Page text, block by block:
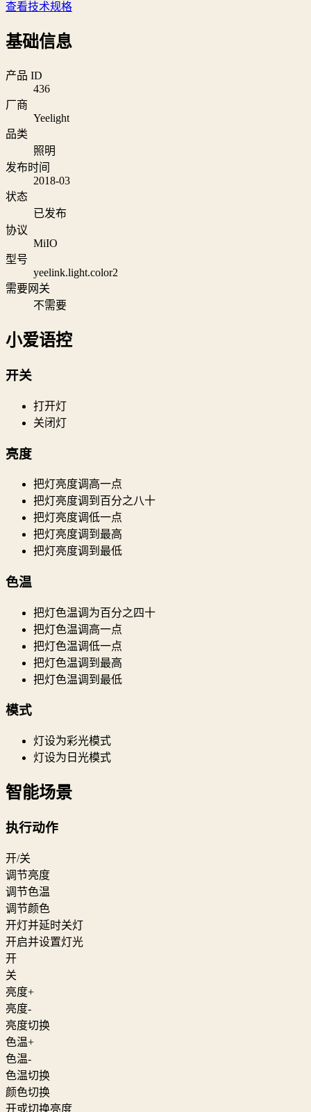
查看技术规格
基础信息
产品 ID
436
厂商
Yeelight
品类
照明
发布时间
2018-03
状态
已发布
协议
MiIO
型号
yeelink.light.color2
需要网关
不需要
小爱语控
开关
打开灯
关闭灯
亮度
把灯亮度调高一点
把灯亮度调到百分之八十
把灯亮度调低一点
把灯亮度调到最高
把灯亮度调到最低
色温
把灯色温调为百分之四十
把灯色温调高一点
把灯色温调低一点
把灯色温调到最高
把灯色温调到最低
模式
灯设为彩光模式
灯设为日光模式
智能场景
执行动作
开/关
调节亮度
调节色温
调节颜色
开灯并延时关灯
开启并设置灯光
开
关
亮度+
亮度-
亮度切换
色温+
色温-
色温切换
颜色切换
开或切换亮度